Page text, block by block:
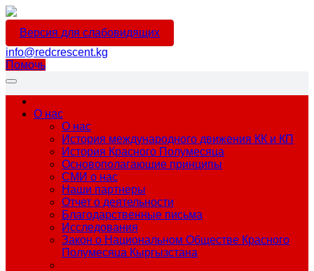
Версия для слабовидящих
info@redcrescent.kg
Помочь
О нас
О нас
История международного движения КК и КП
История Красного Полумесяца
Основополагающие принципы
СМИ о нас
Наши партнеры
Отчет о деятельности
Благодарственные письма
Исследования
Закон о Национальном Обществе Красного
Полумесяца Кыргызстана